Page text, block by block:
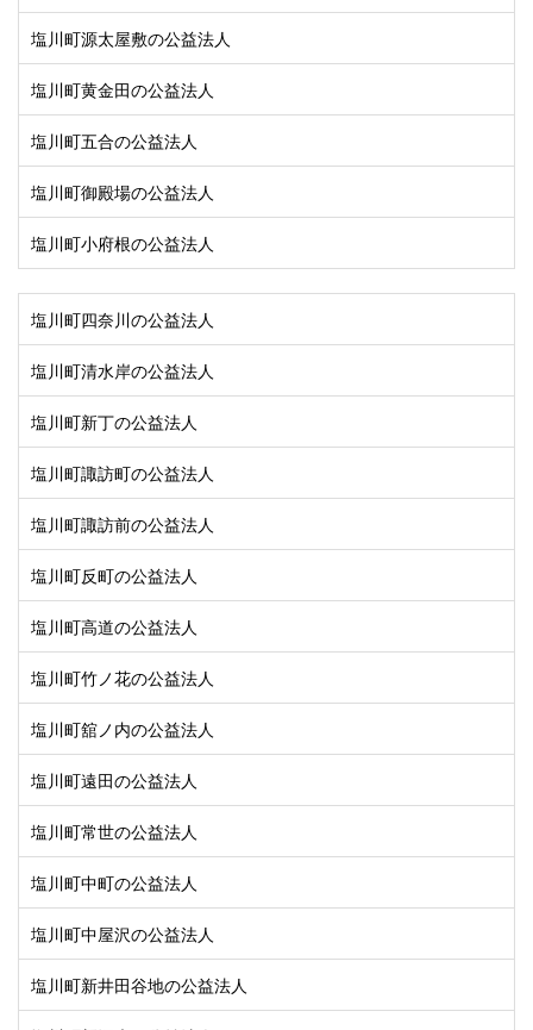
塩川町源太屋敷の公益法人
塩川町黄金田の公益法人
塩川町五合の公益法人
塩川町御殿場の公益法人
塩川町小府根の公益法人
塩川町四奈川の公益法人
塩川町清水岸の公益法人
塩川町新丁の公益法人
塩川町諏訪町の公益法人
塩川町諏訪前の公益法人
塩川町反町の公益法人
塩川町高道の公益法人
塩川町竹ノ花の公益法人
塩川町舘ノ内の公益法人
塩川町遠田の公益法人
塩川町常世の公益法人
塩川町中町の公益法人
塩川町中屋沢の公益法人
塩川町新井田谷地の公益法人